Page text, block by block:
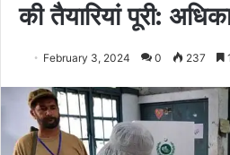
की तैयारियां पूरी:
February 3, 2024 0 237